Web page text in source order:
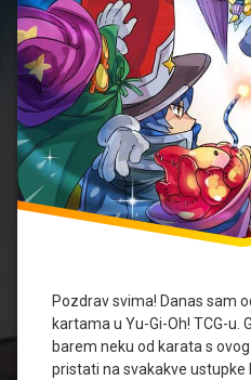
Pozdrav svima! Danas sam
kartama u Yu-Gi-Oh! TCG-u.
barem neku od karata s
pristati na svakakve ustupke
Kozmo
Luster
Pendulum
Majespecter
Mirror
Force
PePe
Performapal
Pendulum
Solemn
Strike